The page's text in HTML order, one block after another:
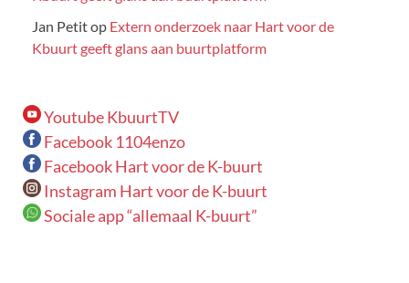
Jan Petitop Extern onderzoek naar Hart voor de
Kbuurt geeft glans aan buurtplatform
Youtube KbuurtTV
Facebook 1104enzo
Facebook Hart voor de K-buurt
Instagram Hart voor de K-buurt
Sociale app “allemaal K-buurt”